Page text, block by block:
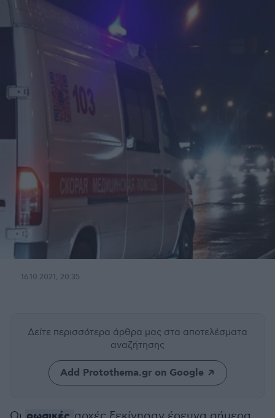
16.10.2021, 20:35
Δείτε περισσότερα άρθρα μας στα αποτελέσματα
αναζήτησης
Add Protothema.gr on Google